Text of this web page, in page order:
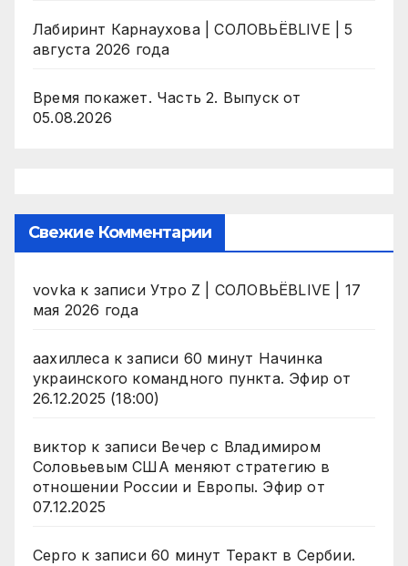
Лабиринт Карнаухова | СОЛОВЬЁВLIVE | 5
августа 2026 года
Время покажет. Часть 2. Выпуск от
05.08.2026
Свежие Комментарии
vovka к записи Утро Z | СОЛОВЬЁВLIVE | 17
мая 2026 года
аахиллесак записи 60 минут Начинка
украинского командного пункта. Эфир от
26.12.2025 (18:00)
виктор к записи Вечер с Владимиром
Соловьевым США меняют стратегию в
отношении России и Европы. Эфир от
07.12.2025
Серго к записи 60 минут Теракт в Сербии.